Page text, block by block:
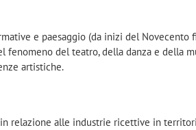
e paesaggio (da inizi del Novecento
fenomeno del teatro, della danza e della
artistiche.
relazione alle industrie ricettive in